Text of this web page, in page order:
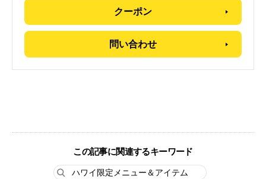
クーポン
問い合わせ
この記事に関連するキーワード
ハワイ限定メニュー＆アイテム